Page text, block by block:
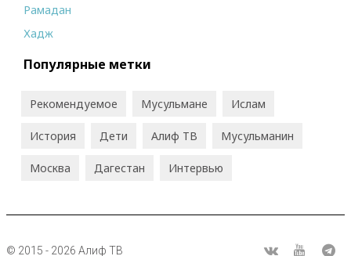
Рамадан
Хадж
Популярные метки
Рекомендуемое Мусульмане Ислам
История Дети Алиф ТВ Мусульманин
Москва Дагестан Интервью
© 2015 - 2026 Алиф ТВ